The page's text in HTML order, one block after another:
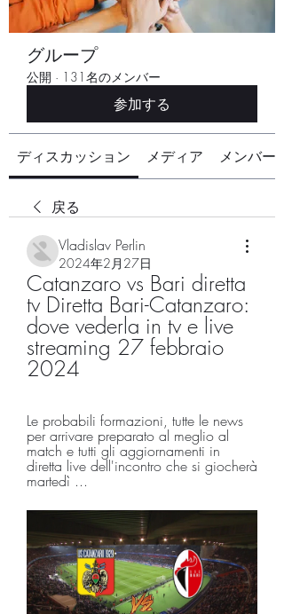
グループ
公開 · 131名のメンバー
参加する
ディスカッション メディア メンバー
戻る
Vladislav Perlin
2024年2月27日
Catanzaro vs Bari diretta
tv Diretta Bari-Catanzaro:
dove vederla in tv e live
streaming 27 febbraio
2024
Le probabili formazioni, tutte le news
per arrivare preparato al meglio al
match e tutti gli aggiornamenti in
diretta live dell'incontro che si giocherà
martedì ...